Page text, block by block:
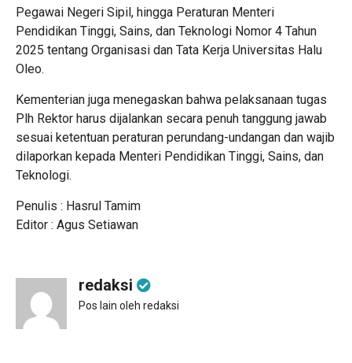
Pegawai Negeri Sipil, hingga Peraturan Menteri
Pendidikan Tinggi, Sains, dan Teknologi Nomor 4 Tahun
2025 tentang Organisasi dan Tata Kerja Universitas Halu
Oleo.
Kementerian juga menegaskan bahwa pelaksanaan tugas
Plh Rektor harus dijalankan secara penuh tanggung jawab
sesuai ketentuan peraturan perundang-undangan dan wajib
dilaporkan kepada Menteri Pendidikan Tinggi, Sains, dan
Teknologi.
Penulis : Hasrul Tamim
Editor : Agus Setiawan
redaksi
Pos lain oleh redaksi